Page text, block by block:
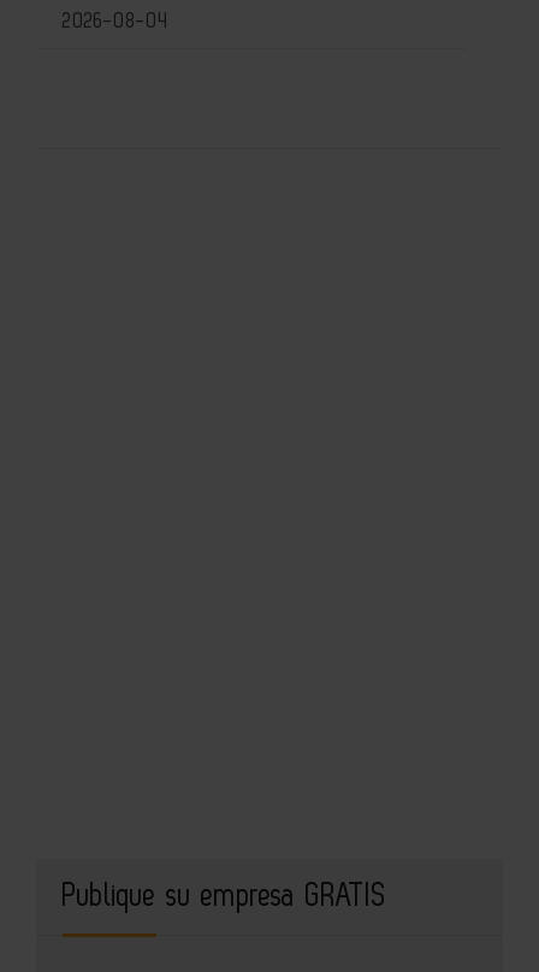
2026-08-04
Publique su empresa GRATIS